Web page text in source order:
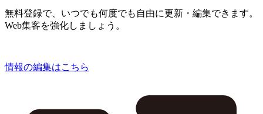
無料登録で、いつでも何度でも自由に更新・編集できます。
Web集客を強化しましょう。
情報の編集はこちら